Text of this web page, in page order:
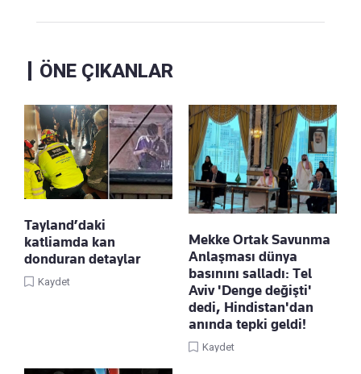
ÖNE ÇIKANLAR
Tayland’daki
katliamda kan
donduran detaylar
Kaydet
Mekke Ortak Savunma
Anlaşması dünya
basınını salladı: Tel
Aviv 'Denge değişti'
dedi, Hindistan'dan
anında tepki geldi!
Kaydet